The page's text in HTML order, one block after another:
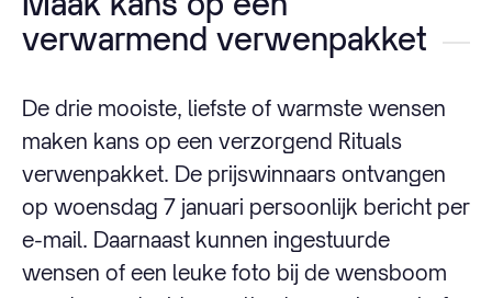
verwarmend verwenpakket
De drie mooiste, liefste of warmste wensen
maken kans op een verzorgend Rituals
verwenpakket. De prijswinnaars ontvangen
op woensdag 7 januari persoonlijk bericht per
e-mail. Daarnaast kunnen ingestuurde
wensen of een leuke foto bij de wensboom